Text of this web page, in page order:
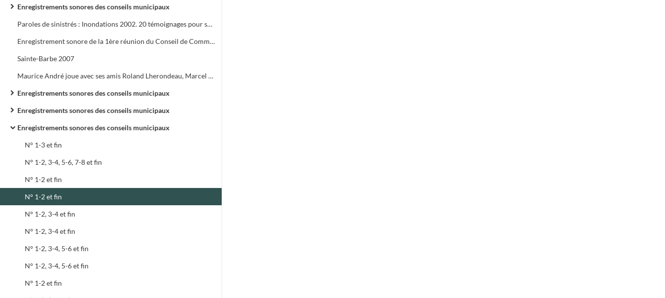
Enregistrements sonores des conseils municipaux
Paroles de sinistrés : Inondations 2002. 20 témoignages pour se souvenir
Enregistrement sonore de la 1ère réunion du Conseil de Communauté de l'Agglo d'Alès le 24 février 1993 à 17h 30
Sainte-Barbe 2007
Maurice André joue avec ses amis Roland Lherondeau, Marcel Sauze et l'Harmonie Municipale d'Alès sous la direction de Claude Lagrange
Enregistrements sonores des conseils municipaux
Enregistrements sonores des conseils municipaux
Enregistrements sonores des conseils municipaux
N° 1-3 et fin
N° 1-2, 3-4, 5-6, 7-8 et fin
N° 1-2 et fin
N° 1-2 et fin
N° 1-2, 3-4 et fin
N° 1-2, 3-4 et fin
N° 1-2, 3-4, 5-6 et fin
N° 1-2, 3-4, 5-6 et fin
N° 1-2 et fin